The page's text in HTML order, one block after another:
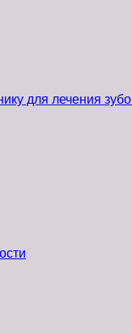
для лечения